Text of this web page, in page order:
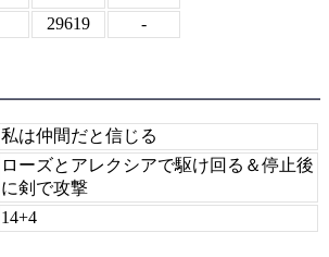
29619 -
私は仲間だと信じる
ローズとアレクシアで駆け回る＆停止後
に剣で攻撃
14+4